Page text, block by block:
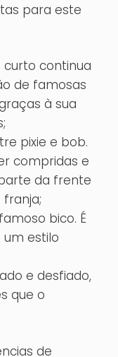
para este
continua
de famosas
à sua
pixie e bob.
compridas e
da frente
bico. É
um estilo
e desfiado,
que o
de